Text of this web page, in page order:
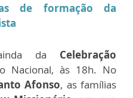
de formação da
da Celebração
Nacional, às 18h. No
Afonso, as famílias